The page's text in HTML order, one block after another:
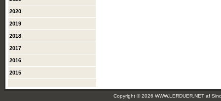
2020
2019
2018
2017
2016
2015
Copyright © 2026 WWW.LERDUER.NET af